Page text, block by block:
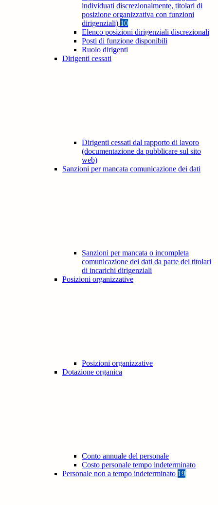
individuati discrezionalmente, titolari di
posizione organizzativa con funzioni
dirigenziali) 10
Elenco posizioni dirigenziali discrezionali
Posti di funzione disponibili
Ruolo dirigenti
Dirigenti cessati
Dirigenti cessati dal rapporto di lavoro
(documentazione da pubblicare sul sito
web)
Sanzioni per mancata comunicazione dei dati
Sanzioni per mancata o incompleta
comunicazione dei dati da parte dei titolari
di incarichi dirigenziali
Posizioni organizzative
Posizioni organizzative
Dotazione organica
Conto annuale del personale
Costo personale tempo indeterminato
Personale non a tempo indeterminato 19